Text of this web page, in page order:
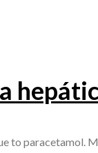
to paracetamol.